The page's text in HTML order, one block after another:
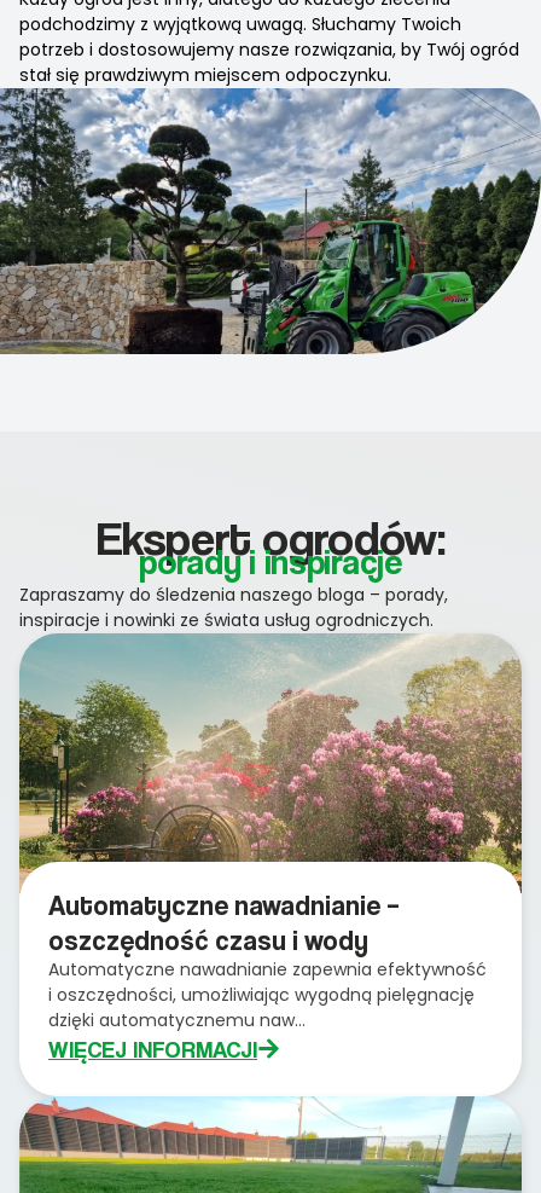
podchodzimy z wyjątkową uwagą. Słuchamy Twoich
potrzeb i dostosowujemy nasze rozwiązania, by Twój ogród
stał się prawdziwym miejscem odpoczynku.
Ekspert ogrodów:
porady i inspiracje
Zapraszamy do śledzenia naszego bloga – porady,
inspiracje i nowinki ze świata usług ogrodniczych.
Automatyczne nawadnianie –
oszczędność czasu i wody
Automatyczne nawadnianie zapewnia efektywność
i oszczędności, umożliwiając wygodną pielęgnację
dzięki automatycznemu naw...
WIĘCEJ INFORMACJI